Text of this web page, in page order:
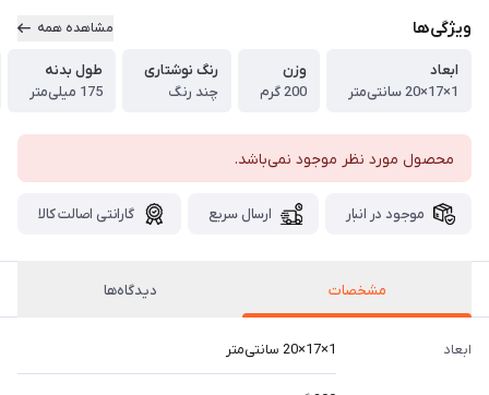
ویژگی‌ها مشاهده همه
ابعاد
1×17×20 سانتی‌متر
وزن
200 گرم
رنگ نوشتاری
چند رنگ
طول بدنه
175 میلی‌متر
محصول مورد نظر موجود نمی‌باشد.
موجود در انبار ارسال سریع گارانتی اصالت کالا
مشخصات دیدگاه‌ها
ابعاد 1×17×20 سانتی‌متر